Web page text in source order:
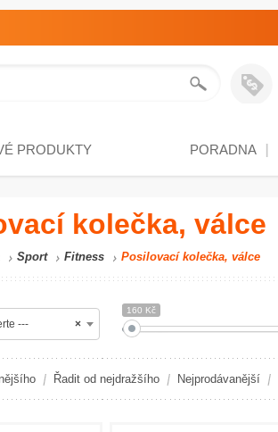
PRODUKTY PORADNA
kolečka, válce
Sport Fitness Posilovací kolečka, válce
×
---
160 Kč
Řadit od nejdražšího Nejprodávanější